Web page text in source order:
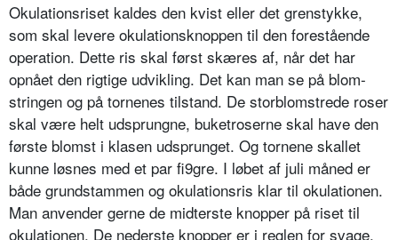
Okulationsriset kaldes den kvist eller det grenstykke,
som skal levere okulationsknoppen til den forestående
operation. Dette ris skal først skæres af, når det har
opnået den rigtige udvikling. Det kan man se på blom­
stringen og på tornenes tilstand. De storblomstrede roser
skal være helt udsprungne, buketroserne skal have den
første blomst i klasen udsprunget. Og torne­ne skallet
kunne løsnes med et par fi9gre. I løbet af juli måned er
både grundstammen og okulationsris klar til okulationen.
Man anvender gerne de midterste knop­per på riset til
okulationen. De nederste knopper er i reglen for svage,